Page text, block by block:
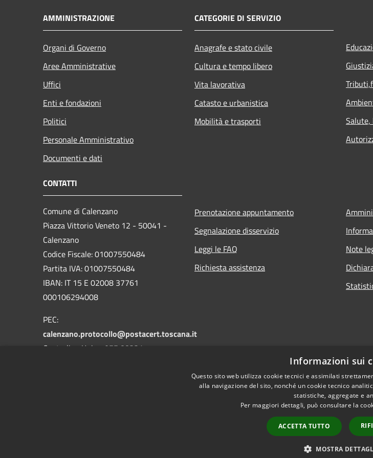
AMMINISTRAZIONE
Organi di Governo
Aree Amministrative
Uffici
Enti e fondazioni
Politici
Personale Amministrativo
Documenti e dati
CATEGORIE DI SERVIZIO
Anagrafe e stato civile
Cultura e tempo libero
Vita lavorativa
Catasto e urbanistica
Mobilità e trasporti
Salute,
CONTATTI
Comune di Calenzano
Piazza Vittorio Veneto 12 - 50041 -
Calenzano
Codice Fiscale: 01007550484
Partita IVA: 01007550484
IBAN: IT 15 E 02008 37761
000106294008
PEC:
calenzano.protocollo@postacert.toscana.it
Centralino Unico: 055 88331
Prenotazione appuntamento
Segnalazione disservizio
Leggi le FAQ
Richiesta assistenza
Note
Informazioni sui
Questo sito web utilizza cookie tecnici e assimilati
alla navigazione del sito, nonché un cookie tecnico
statistiche, aggregate e
Per maggiori dettagli, può consultare la
ACCETTA TUTTO
MOSTRA